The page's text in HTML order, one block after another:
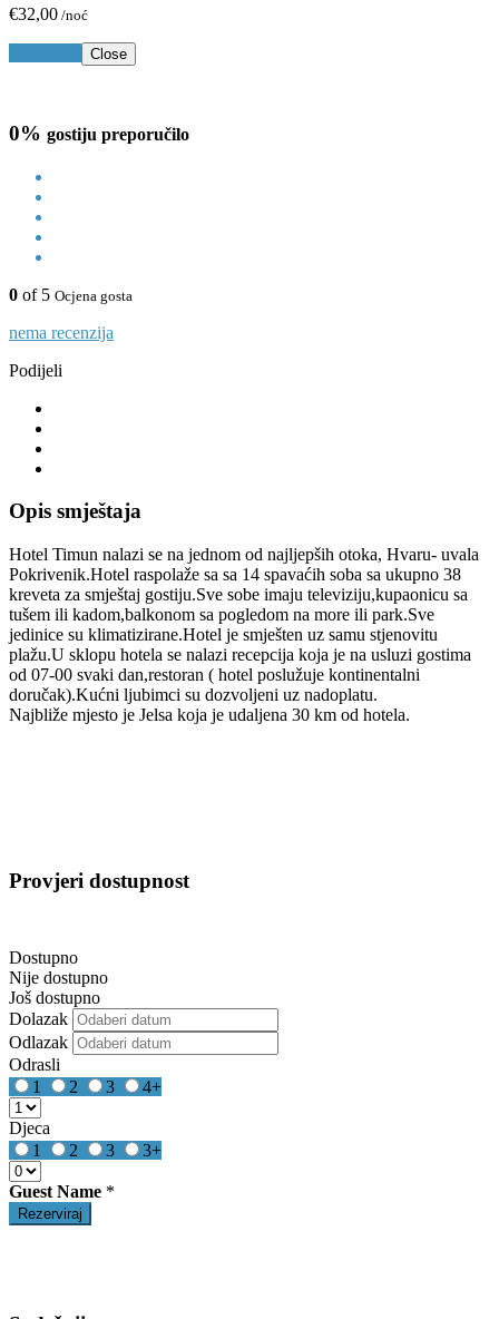
€32,00 /noć
Close
0% gostiju preporučilo
0 of 5 Ocjena gosta
nema recenzija
Podijeli
Opis smještaja
Hotel Timun nalazi se na jednom od najljepših otoka, Hvaru- uvala
Pokrivenik.Hotel raspolaže sa sa 14 spavaćih soba sa ukupno 38
kreveta za smještaj gostiju.Sve sobe imaju televiziju,kupaonicu sa
tušem ili kadom,balkonom sa pogledom na more ili park.Sve
jedinice su klimatizirane.Hotel je smješten uz samu stjenovitu
plažu.U sklopu hotela se nalazi recepcija koja je na usluzi gostima
od 07-00 svaki dan,restoran ( hotel poslužuje kontinentalni
doručak).Kućni ljubimci su dozvoljeni uz nadoplatu.
Najbliže mjesto je Jelsa koja je udaljena 30 km od hotela.
Provjeri dostupnost
Dostupno
Nije dostupno
Još dostupno
Dolazak
Odlazak
Odrasli
1
2 3 4+
Djeca
1
2 3 3+
Guest Name *